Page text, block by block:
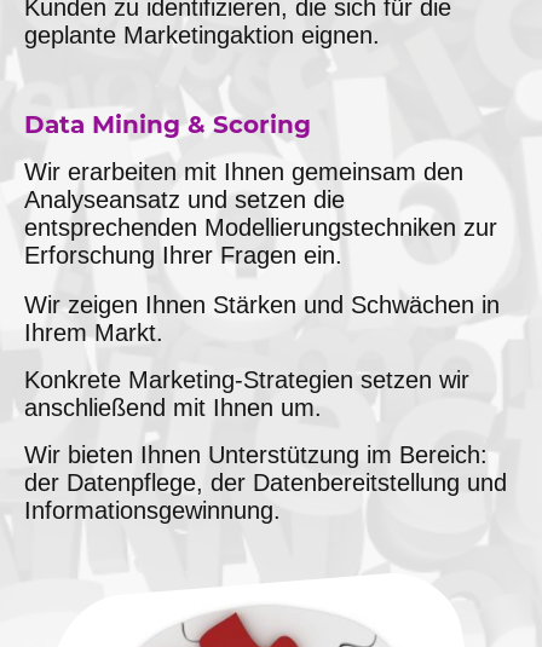
Kunden zu identifizieren, die sich für die
geplante Marketingaktion eignen.
Data Mining & Scoring
Wir erarbeiten mit Ihnen gemeinsam den
Analyseansatz und setzen die
entsprechenden Modellierungstechniken zur
Erforschung Ihrer Fragen ein.
Wir zeigen Ihnen Stärken und Schwächen in
Ihrem Markt.
Konkrete Marketing-Strategien setzen wir
anschließend mit Ihnen um.
Wir bieten Ihnen Unterstützung im Bereich:
der Datenpflege, der Datenbereitstellung und
Informationsgewinnung.